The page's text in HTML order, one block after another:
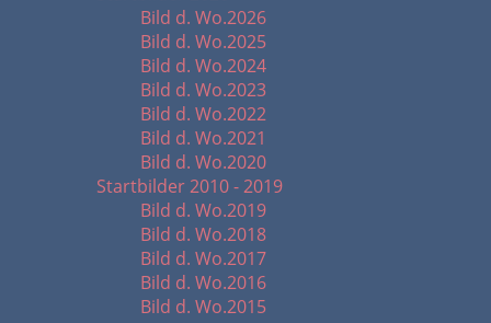
Bild d. Wo.2026
Bild d. Wo.2025
Bild d. Wo.2024
Bild d. Wo.2023
Bild d. Wo.2022
Bild d. Wo.2021
Bild d. Wo.2020
Startbilder 2010 - 2019
Bild d. Wo.2019
Bild d. Wo.2018
Bild d. Wo.2017
Bild d. Wo.2016
Bild d. Wo.2015